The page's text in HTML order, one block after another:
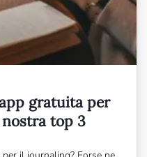
gratuita per
top 3